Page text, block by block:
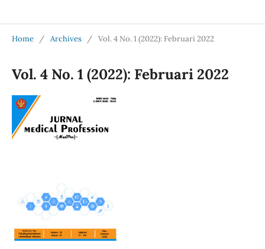
Home / Archives / Vol. 4 No. 1 (2022): Februari 2022
Vol. 4 No. 1 (2022): Februari 2022